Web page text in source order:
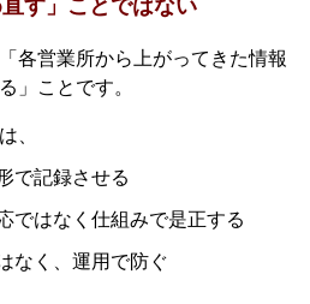
す」ことではない
各営業所から上がってきた情報
」ことです。
、
で記録させる
ではなく仕組みで是正する
なく、運用で防ぐ